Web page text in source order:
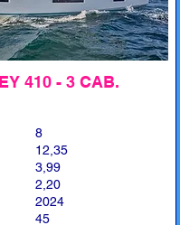
410 - 3 CAB.
8
12,35
3,99
2,20
2024
45